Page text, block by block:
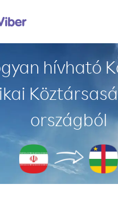
hívható
országból